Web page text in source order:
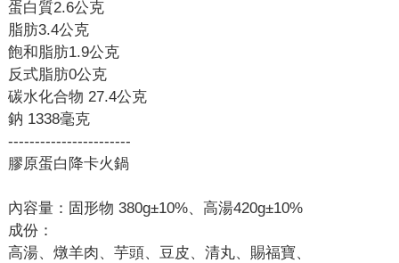
蛋白質2.6公克
脂肪3.4公克
飽和脂肪1.9公克
反式脂肪0公克
碳水化合物 27.4公克
鈉 1338毫克
-----------------------
膠原蛋白降卡火鍋
內容量：固形物 380g±10%、高湯420g±10%
成份：
高湯、燉羊肉、芋頭、豆皮、清丸、賜福寶、